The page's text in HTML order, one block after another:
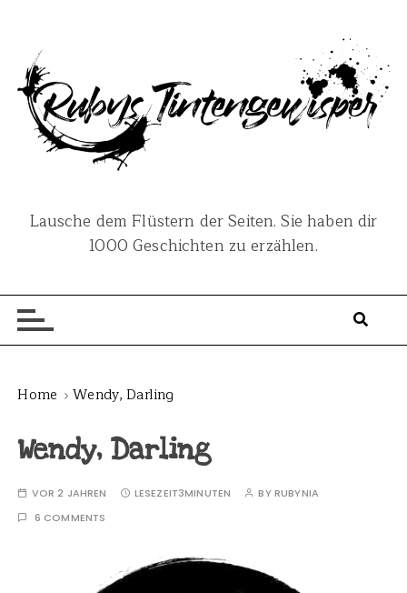
Lausche dem Flüstern der Seiten. Sie haben dir
1000 Geschichten zu erzählen.
Home Wendy, Darling
Wendy, Darling
VOR 2 JAHREN LESEZEIT3MINUTEN BYRUBYNIA
6 COMMENTS